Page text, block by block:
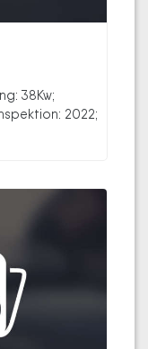
38Kw;
2022;